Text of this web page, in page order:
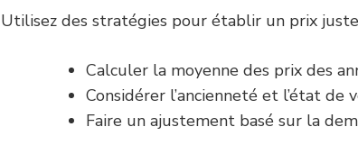
Utilisez des stratégies pour établir un prix
Calculer la moyenne des prix des
Considérer l’ancienneté et l’état de
Faire un ajustement basé sur la